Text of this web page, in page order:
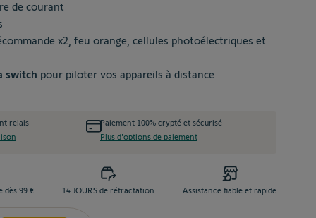
de courant
x2, feu orange, cellules photoélectriques et
switch pour piloter vos appareils à distance
relais
Paiement 100% crypté et sécurisé
Plus d'options de paiement
dès 99 € 14 JOURS de rétractation Assistance fiable et rapide